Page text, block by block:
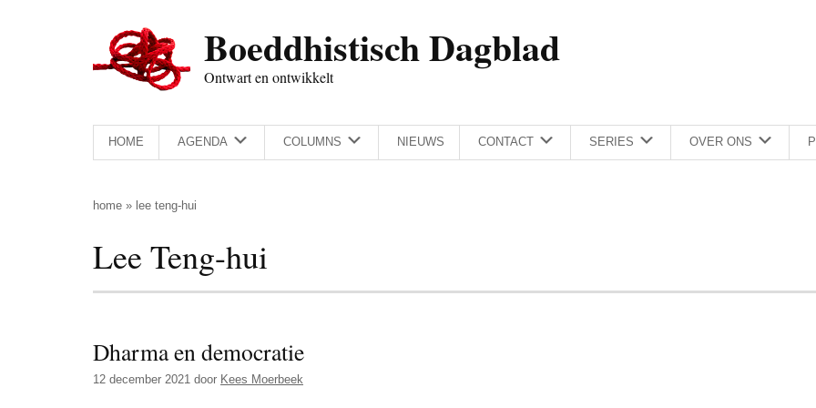
Boeddhistisch Dagblad
Ontwart en ontwikkelt
HOME AGENDA COLUMNS NIEUWS CONTACT SERIES OVER ONS
home » lee teng-hui
Lee Teng-hui
Dharma en democratie
12 december 2021 door Kees Moerbeek